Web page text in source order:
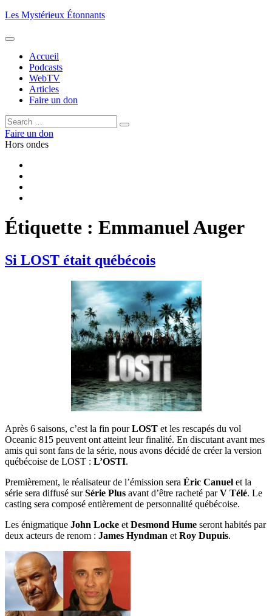
Aller
contenu
Les Mystérieux Étonnants
Accueil
Podcasts
WebTV
Articles
Faire un don
Rechercher :
Rechercher
Faire un don
Hors ondes
Étiquette : Emmanuel Auger
Si LOST était québécois
Après 6 saisons, c’est la fin pourLOST et les rescapés du vol
Oceanic 815 peuvent ont atteint leur finalité. En discutant avant mes
amis qui sont fans de la série, nous avons décidé de créer la version
québécoise de LOST : L’OSTI.
Premièrement, le réalisateur de l’émission sera Éric Canuel et la
série sera diffusé surSérie Plus avant d’être racheté parV Télé. Le
casting sera composé entièrement de personnalité québécoise.
Les énigmatique John Locke et Desmond Hume seront habités par
deux acteurs de renom : James Hyndman et Roy Dupuis.